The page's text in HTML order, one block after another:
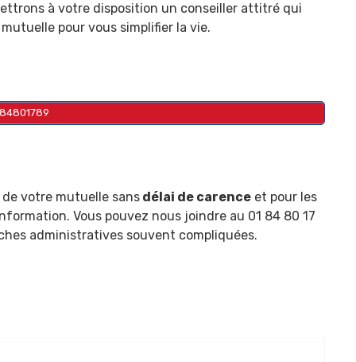
à votre disposition un conseiller attitré qui
pour vous simplifier la vie.
votre mutuelle sans délai de carence et pour les
Vous pouvez nous joindre au 01 84 80 17
administratives souvent compliquées.